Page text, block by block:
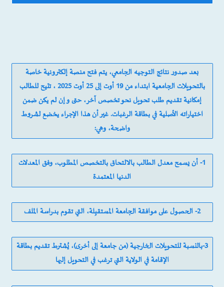
بعد صدور نتائج التوجيه الجامعي، يتم فتح منصة إلكترونية خاصة
بالتحويلات الجامعية ابتداء من 19 أوت إلى 25 أوت 2025 ، تتيح للطالب
إمكانية تقديم طلب تحويل نحو تخصص آخر، حتى و إن لم يكن ضمن
اختياراته الأصلية في بطاقة الرغبات. غير أن هذا الإجراء يخضع لشروط
واضحة، وهي:
1- أن يسمح معدل الطالب بالالتحاق بالتخصص المطلوب، وفق المعدلات
الدنيا المعتمدة
2- الحصول على موافقة الجامعة المستقبِلة، التي تقوم بدراسة الملف
3-بالنسبة للتحويلات الخارجية (من جامعة إلى أخرى)، يُشترط تقديم بطاقة
الإقامة في الولاية التي ترغب في التحويل إليها